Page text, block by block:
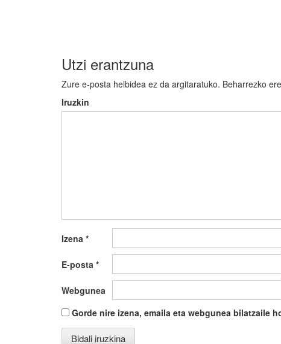
Utzi erantzuna
Zure e-posta helbidea ez da argitaratuko. Beharrezko
Iruzkin
Izena *
E-posta *
Webgunea
Gorde nire izena, emaila eta webgunea bilatzaile